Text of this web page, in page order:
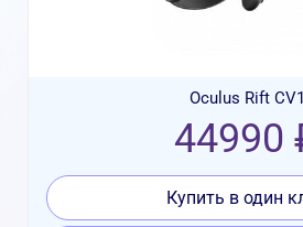
Oculus Rift CV1
44990
Купить в один